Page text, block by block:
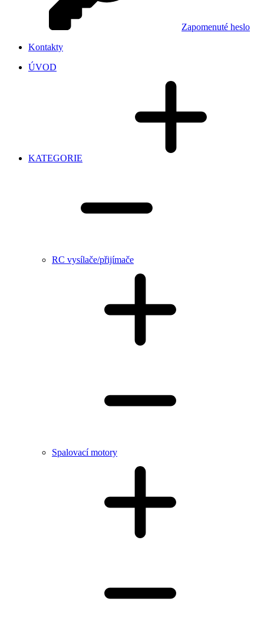
Zapomenuté heslo
Kontakty
ÚVOD
KATEGORIE
RC vysílače/přijímače
Spalovací motory